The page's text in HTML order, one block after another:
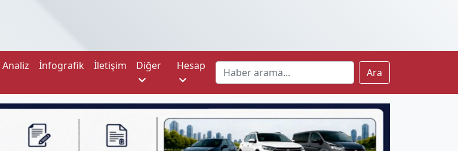
Analiz İnfografik İletişim Diğer Hesap
Ara